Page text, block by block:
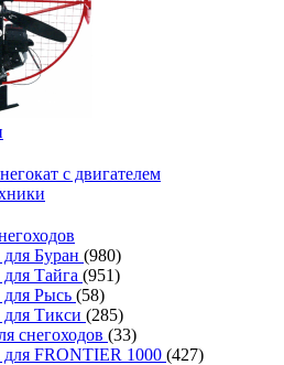
с двигателем
для Буран (980)
Тайга (951)
для Рысь (58)
для Тикси (285)
снегоходов (33)
для FRONTIER 1000 (427)